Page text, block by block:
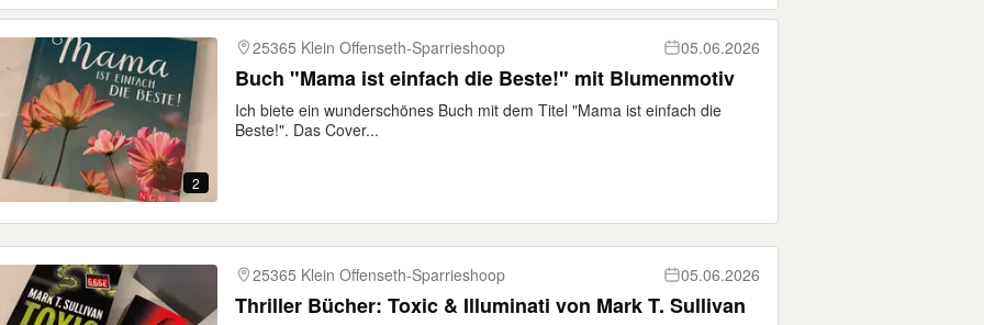
2
25365 Klein Offenseth-Sparrieshoop 05.06.2026
Buch "Mama ist einfach die Beste!" mit Blumenmotiv
Ich biete ein wunderschönes Buch mit dem Titel "Mama ist einfach die
Beste!". Das Cover...
25365 Klein Offenseth-Sparrieshoop 05.06.2026
Thriller Bücher: Toxic & Illuminati von Mark T. Sullivan